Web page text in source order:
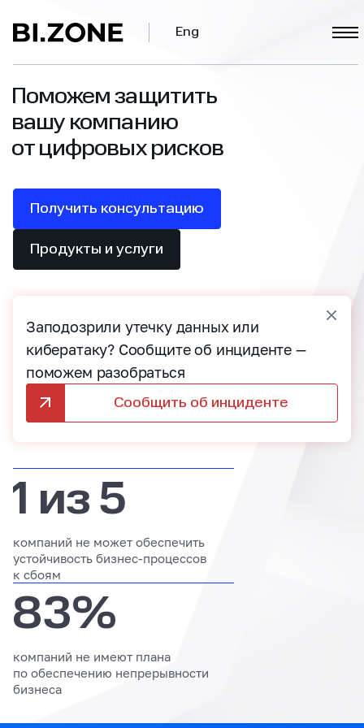
Eng
Поможем защитить
вашу компанию
от цифровых рисков
Получить консультацию
Продукты и услуги
Заподозрили утечку данных или
кибератаку? Сообщите об инциденте —
поможем разобраться
Сообщить об инциденте
1 из 5
компаний не может обеспечить
устойчивость бизнес‑процессов
к сбоям
83%
компаний не имеют плана
по обеспечению непрерывности
бизнеса